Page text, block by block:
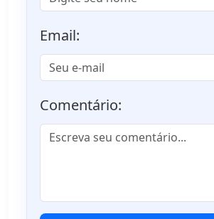
Email:
Comentário: